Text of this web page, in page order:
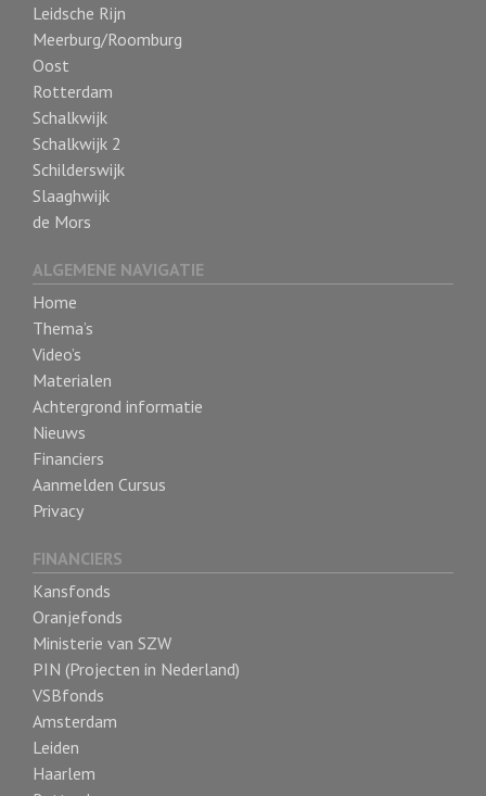
Leidsche Rijn
Meerburg/Roomburg
Oost
Rotterdam
Schalkwijk
Schalkwijk 2
Schilderswijk
Slaaghwijk
de Mors
ALGEMENE NAVIGATIE
Home
Thema’s
Video’s
Materialen
Achtergrond informatie
Nieuws
Financiers
Aanmelden Cursus
Privacy
FINANCIERS
Kansfonds
Oranjefonds
Ministerie van SZW
PIN (Projecten in Nederland)
VSBfonds
Amsterdam
Leiden
Haarlem